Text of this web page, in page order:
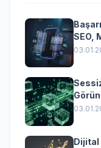
SEO,
Dijital